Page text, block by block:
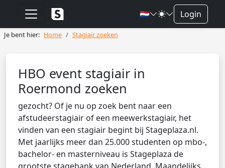
🇳🇱 Login
Je bent hier: Home Stagiair zoeken
HBO event stagiair in
Roermond zoeken
gezocht? Of je nu op zoek bent naar een
afstudeerstagiair of een meewerkstagiair, het
vinden van een stagiair begint bij Stageplaza.nl.
Met jaarlijks meer dan 25.000 studenten op mbo-,
bachelor- en masterniveau is Stageplaza de